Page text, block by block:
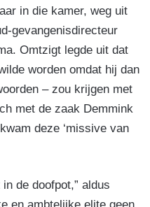
in die kamer, weg uit
gevangenisdirecteur
Omtzigt legde uit dat
worden omdat hij dan
– zou krijgen met
met de zaak Demmink
deze ‘missive van
de doofpot,” aldus